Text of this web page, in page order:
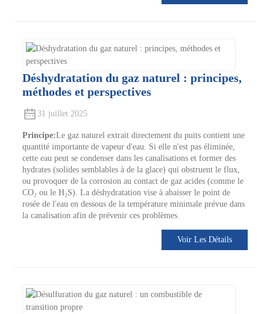
Déshydratation du gaz naturel : principes,
méthodes et perspectives
31 juillet 2025
Principe:Le gaz naturel extrait directement du puits contient une
quantité importante de vapeur d'eau. Si elle n'est pas éliminée,
cette eau peut se condenser dans les canalisations et former des
hydrates (solides semblables à de la glace) qui obstruent le flux,
ou provoquer de la corrosion au contact de gaz acides (comme le
CO₂ ou le H₂S). La déshydratation vise à abaisser le point de
rosée de l'eau en dessous de la température minimale prévue dans
la canalisation afin de prévenir ces problèmes.
Voir Les Détails